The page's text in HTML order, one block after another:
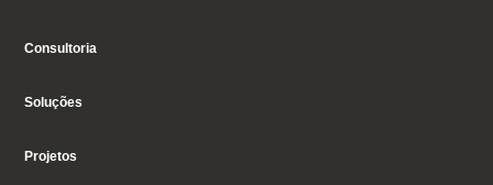
Consultoria
Soluções
Projetos